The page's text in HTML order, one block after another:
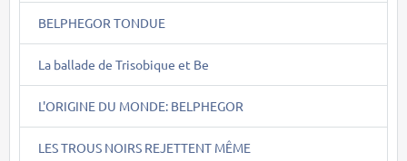
BELPHEGOR TONDUE
La ballade de Trisobique et Be
L'ORIGINE DU MONDE: BELPHEGOR
LES TROUS NOIRS REJETTENT MÊME